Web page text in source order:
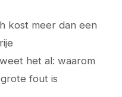
kost meer dan een
het al: waarom
fout is